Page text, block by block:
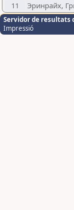
11
Эринрайх,
Servidor de resultats
Impressió